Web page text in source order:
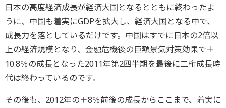
日本の高度経済成長が経済大国となるとともに終わったよ
うに、中国も着実にGDPを拡大し、経済大国となる中で、
成長力を落としているだけです。中国はすでに日本の2倍以
上の経済規模となり、金融危機後の巨額景気対策効果で＋
10.8％の成長となった2011年第2四半期を最後に二桁成長時
代は終わっているのです。
その後も、2012年の＋8％前後の成長からここまで、着実に